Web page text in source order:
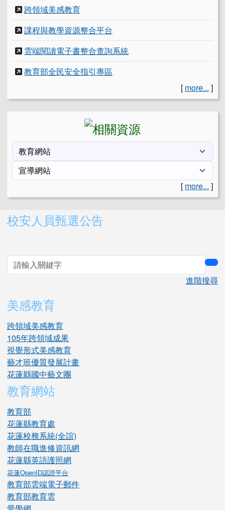
跨領域美感教育
課程與教學資源整合平台
雲端閱讀電子書整合查詢系統
教育部全民安全指引專區
[ more... ]
[ more... ]
右邊區域內容
校安人員甄選公告
進階搜尋
美感教育
跨領域美感教育
105年跨領域成果
視覺形式美感教育
藝才班優質發展計畫
花蓮縣國中藝文團
教育網站
教育部
花蓮縣教育處
花蓮校務系統(全誼)
教師在職進修資訊網
花蓮縣英語護照網
花蓮OpenID認證平台
教育部雲端電子郵件
教育部教育雲